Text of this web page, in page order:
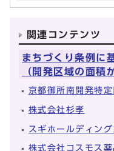
関連コンテンツ
まちづくり条例に
（開発区域の面積
京都御所南開発特定
株式会社杉孝
スギホールディン
株式会社コスモス薬